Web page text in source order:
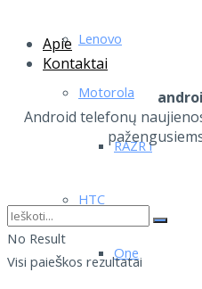
Lenovo
Motorola
RAZR i
HTC
One
Apie
Kontaktai
Android telefonų
No Result
Visi paieškos rezultatai